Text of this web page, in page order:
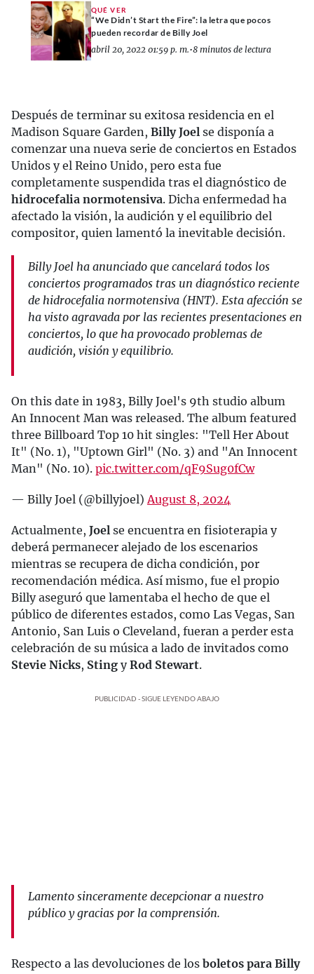
QUÉ VER
“We Didn’t Start the Fire”: la letra que pocos
pueden recordar de Billy Joel
abril 20, 2022 01:59 p. m.•8 minutos de lectura
Después de terminar su exitosa residencia en el
Madison Square Garden, Billy Joel se disponía a
comenzar una nueva serie de conciertos en Estados
Unidos y el Reino Unido, pero esta fue
completamente suspendida tras el diagnóstico de
hidrocefalia normotensiva. Dicha enfermedad ha
afectado la visión, la audición y el equilibrio del
compositor, quien lamentó la inevitable decisión.
Billy Joel ha anunciado que cancelará todos los
conciertos programados tras un diagnóstico reciente
de hidrocefalia normotensiva (HNT). Esta afección se
ha visto agravada por las recientes presentaciones en
conciertos, lo que ha provocado problemas de
audición, visión y equilibrio.
On this date in 1983, Billy Joel's 9th studio album
An Innocent Man was released. The album featured
three Billboard Top 10 hit singles: "Tell Her About
It" (No. 1), "Uptown Girl" (No. 3) and "An Innocent
Man" (No. 10). pic.twitter.com/qF9Sug0fCw
— Billy Joel (@billyjoel)August 8, 2024
Actualmente, Joel se encuentra en fisioterapia y
deberá permanecer alejado de los escenarios
mientras se recupera de dicha condición, por
recomendación médica. Así mismo, fue el propio
Billy aseguró que lamentaba el hecho de que el
público de diferentes estados, como Las Vegas, San
Antonio, San Luis o Cleveland, fueran a perder esta
celebración de su música a lado de invitados como
Stevie Nicks, Sting yRod Stewart.
PUBLICIDAD - SIGUE LEYENDO ABAJO
Lamento sinceramente decepcionar a nuestro
público y gracias por la comprensión.
Respecto a las devoluciones de los boletos para Billy